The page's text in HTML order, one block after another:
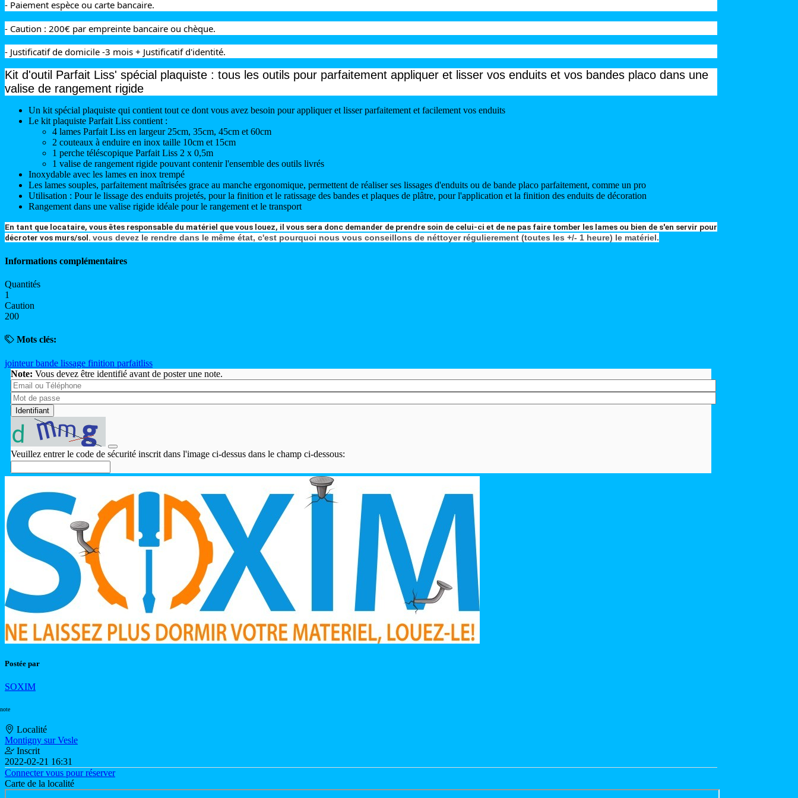
- Paiement espèce ou carte bancaire.
- Caution : 200€ par empreinte bancaire ou chèque.
- Justificatif de domicile -3 mois + Justificatif d'identité.
Kit d'outil Parfait Liss' spécial plaquiste : tous les outils pour parfaitement appliquer et lisser vos enduits et vos bandes placo dans une
valise de rangement rigide
Un kit spécial plaquiste qui contient tout ce dont vous avez besoin pour appliquer et lisser parfaitement et facilement vos enduits
Le kit plaquiste Parfait Liss contient :
4 lames Parfait Liss en largeur 25cm, 35cm, 45cm et 60cm
2 couteaux à enduire en inox taille 10cm et 15cm
1 perche téléscopique Parfait Liss 2 x 0,5m
1 valise de rangement rigide pouvant contenir l'ensemble des outils livrés
Inoxydable avec les lames en inox trempé
Les lames souples, parfaitement maîtrisées grace au manche ergonomique, permettent de réaliser ses lissages d'enduits ou de bande placo parfaitement, comme un pro
Utilisation : Pour le lissage des enduits projetés, pour la finition et le ratissage des bandes et plaques de plâtre, pour l'application et la finition des enduits de décoration
Rangement dans une valise rigide idéale pour le rangement et le transport
En tant que locataire, vous êtes responsable du matériel que vous louez, il vous sera donc demander de prendre soin de celui-ci et de ne pas faire tomber les lames ou bien de s'en servir pour
décroter vos murs/sol. vous devez le rendre dans le même état, c'est pourquoi nous vous conseillons de néttoyer régulierement (toutes les +/- 1 heure) le matériel.
Informations complémentaires
Quantités
1
Caution
200
Mots clés:
jointeurbande lissage finition parfaitliss
Note: Vous devez être identifié avant de poster une note.
Identifiant
Veuillez entrer le code de sécurité inscrit dans l'image ci-dessus dans le champ ci-dessous:
Postée par
SOXIM
Localité
Montigny sur Vesle
Inscrit
2022-02-21 16:31
Connecter vous pour réserver
Carte de la localité